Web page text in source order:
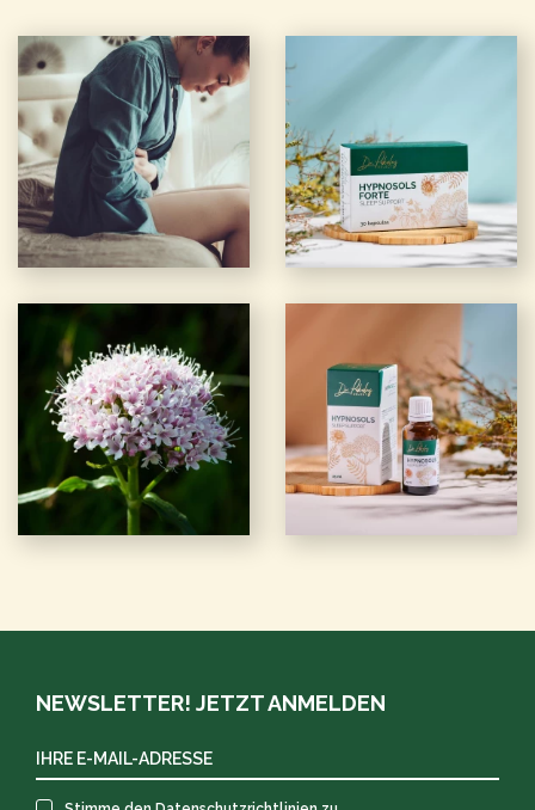
NEWSLETTER! JETZT ANMELDEN